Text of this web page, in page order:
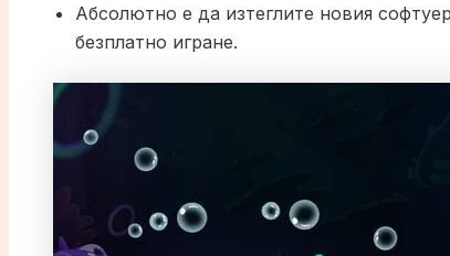
Абсолютно е да изтеглите новия
безплатно игране.